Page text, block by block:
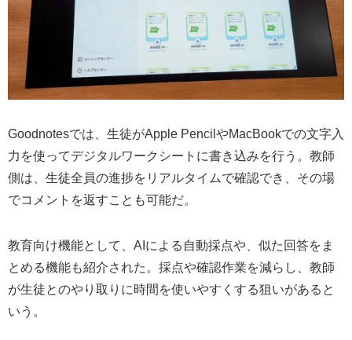
Goodnotesでは、生徒がApple PencilやMacBookでの文字入
力を使ってデジタルワークシートに書き込みを行う。教師
側は、生徒全員の進捗をリアルタイムで確認でき、その場
でコメントを返すことも可能だ。
教育向け機能として、AIによる自動採点や、似た回答をま
とめる機能も紹介された。採点や確認作業を減らし、教師
が生徒とのやり取りに時間を使いやすくする狙いがあると
いう。